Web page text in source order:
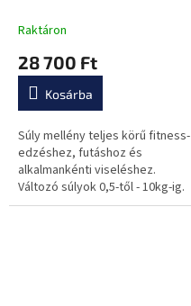
A
átlagos
értékelése
0,0
csillag.
Raktáron
28 700 Ft
Kosárba
Súly mellény teljes körű fitness-
edzéshez, futáshoz és
alkalmankénti viseléshez.
Változó súlyok 0,5-től - 10kg-ig.